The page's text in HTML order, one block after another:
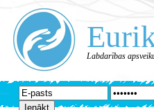
Labdarības